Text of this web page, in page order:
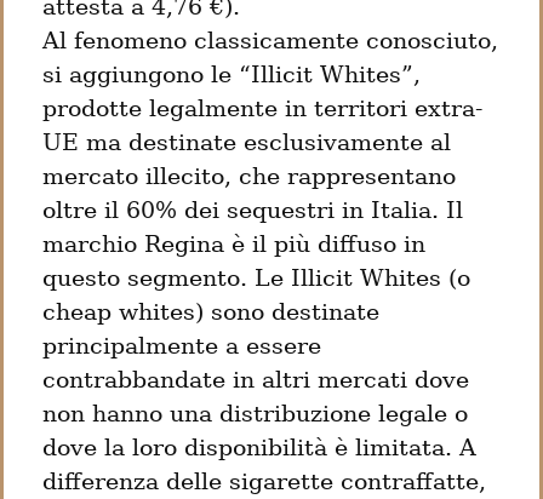
attesta a 4,76 €).
Al fenomeno classicamente conosciuto,
si aggiungono le “Illicit Whites”,
prodotte legalmente in territori extra-
UE ma destinate esclusivamente al
mercato illecito, che rappresentano
oltre il 60% dei sequestri in Italia. Il
marchio Regina è il più diffuso in
questo segmento. Le Illicit Whites (o
cheap whites) sono destinate
principalmente a essere
contrabbandate in altri mercati dove
non hanno una distribuzione legale o
dove la loro disponibilità è limitata. A
differenza delle sigarette contraffatte,